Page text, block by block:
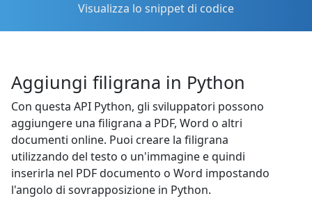
Visualizza lo snippet di codice
Aggiungi filigrana in Python
Con questa API Python, gli sviluppatori possono
aggiungere una filigrana a PDF, Word o altri
documenti online. Puoi creare la filigrana
utilizzando del testo o un'immagine e quindi
inserirla nel PDF documento o Word impostando
l'angolo di sovrapposizione in Python.